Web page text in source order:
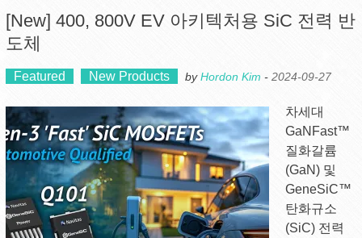
[New] 400, 800V EV 아키텍처용 SiC 전력 반
도체
Featured New Products byHordon Kim - 2024-09-27
차세대
GaNFast™
질화갈륨
(GaN) 및
GeneSiC™
탄화규소
(SiC) 전력